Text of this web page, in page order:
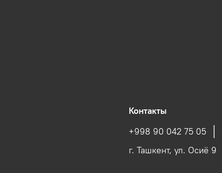
Контакты
+998 90 042 75 05
г. Ташкент, ул. Осиё 9